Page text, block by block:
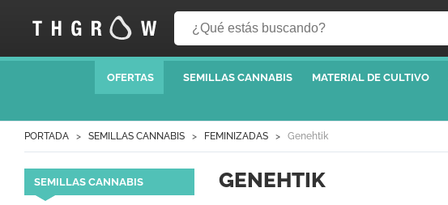
OFERTAS SEMILLAS CANNABIS MATERIAL DE CULTIVO
PORTADA SEMILLAS CANNABIS FEMINIZADAS Genehtik
SEMILLAS CANNABIS GENEHTIK